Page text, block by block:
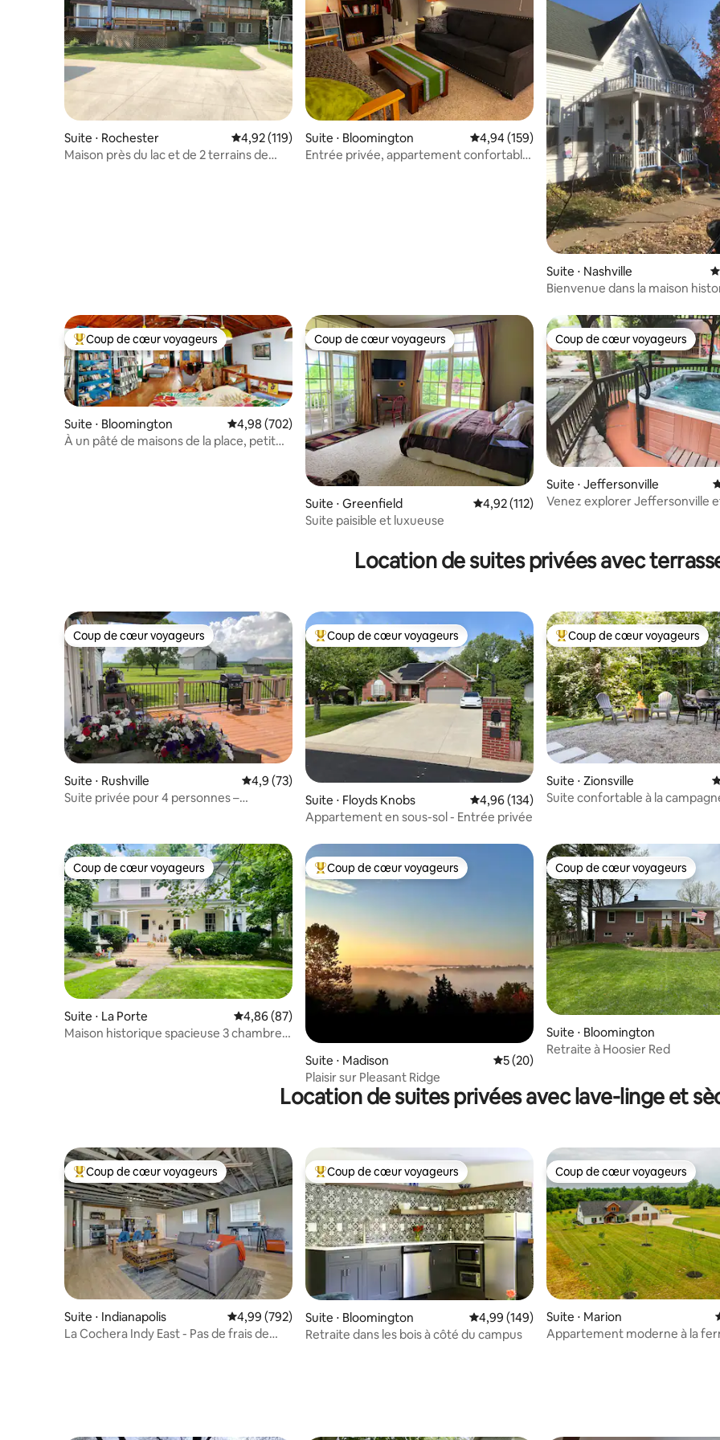
Suite ⋅ Rochester Évaluation moyenne sur la base de 119 commentaires : 4,92 sur 5
4,92 (119)
Maison près du lac et de 2 terrains de
Suite ⋅ Bloomington Évaluation moyenne sur la base de 159
4,94 (159)
Entrée privée, appartement confortable
Suite ⋅ Nashville
Bienvenue dans la maison
Coups de cœur voyageurs les plus appréciés
Coup de cœur voyageurs
Suite ⋅ Bloomington Évaluation moyenne sur la base de 702 commentaires : 4,98 sur 5
4,98 (702)
À un pâté de maisons de la place, petit
Coup de cœur voyageurs
Coup de cœur voyageurs
Suite ⋅ Greenfield Évaluation moyenne sur la base de 112
4,92 (112)
Suite paisible et luxueuse
Coup de cœur voyageurs
Coup de cœur voyageurs
Suite ⋅ Jeffersonville
Venez explorer Jeffersonville
Location de suites privées avec
Coup de cœur voyageurs
Coup de cœur voyageurs
Suite ⋅ Rushville Évaluation moyenne sur la base de 73 commentaires : 4,9 sur 5
4,9 (73)
Suite privée pour 4 personnes –
Coups de cœur voyageurs les plus appréciés
Coup de cœur voyageurs
Suite ⋅ Floyds Knobs Évaluation moyenne sur la base de 134
4,96 (134)
Appartement en sous-sol - Entrée privée
Coups de cœur voyageurs les
Coup de cœur voyageurs
Suite ⋅ Zionsville
Suite confortable à la
Coup de cœur voyageurs
Coup de cœur voyageurs
Suite ⋅ La Porte Évaluation moyenne sur la base de 87 commentaires : 4,86 sur 5
4,86 (87)
Maison historique spacieuse 3 chambres
Coups de cœur voyageurs les plus appréciés
Coup de cœur voyageurs
Suite ⋅ Madison Évaluation moyenne sur la base de 20
5 (20)
Plaisir sur Pleasant Ridge
Coup de cœur voyageurs
Coup de cœur voyageurs
Suite ⋅ Bloomington
Retraite à Hoosier Red
Location de suites privées avec lave-linge et
Coups de cœur voyageurs les plus appréciés
Coup de cœur voyageurs
Suite ⋅ Indianapolis Évaluation moyenne sur la base de 792 commentaires : 4,99 sur 5
4,99 (792)
La Cochera Indy East - Pas de frais de
Coups de cœur voyageurs les plus appréciés
Coup de cœur voyageurs
Suite ⋅ Bloomington Évaluation moyenne sur la base de 149
4,99 (149)
Retraite dans les bois à côté du campus
Coup de cœur voyageurs
Coup de cœur voyageurs
Suite ⋅ Marion
Appartement moderne à la